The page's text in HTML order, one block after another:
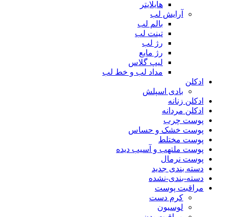
هایلایتر
آرایش لب
بالم لب
تینت لب
رژ لب
رژ مایع
لیپ گلاس
مداد لب و خط لب
ادکلن
بادی اسپلش
ادکلن زنانه
ادکلن مردانه
پوست چرب
پوست خشک و حساس
پوست مختلط
پوست ملتهب و آسیب دیده
پوست نرمال
دسته بندی جدید
دسته-بندی-نشده
مراقبت پوست
کرم دست
لوسیون